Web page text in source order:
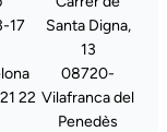
17
22
Santa Digna,
13
08720-
Vilafranca del
Penedès